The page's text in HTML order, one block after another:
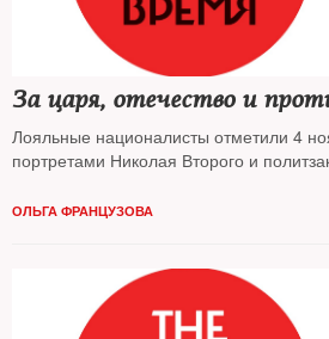
За царя, отечество и
Лояльные националисты отметили 4
портретами Николая Второго и
ОЛЬГА ФРАНЦУЗОВА